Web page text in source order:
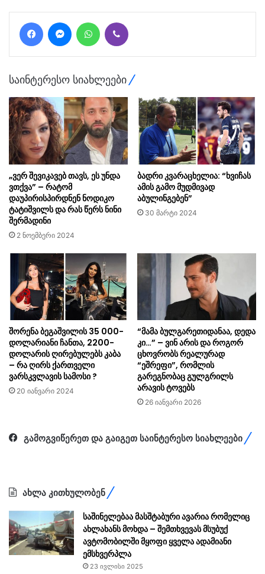
FacebookMessengerWhatsApp
საინტერესო სიახლეები
„ვერ შევიკავებ თავს, ეს უნდა
ვთქვა” – რატომ
დაუპირისპირდნენ ნოდიკო
ტატიშვილს და რას წერს ნინი
შერმადინი
2 ნოემბერი 2024
ბადრი კვარაცხელია: “ხვიჩას
ამის გამო მუდმივად
აბულინგებენ”
30 მარტი 2024
შორენა ბეგაშვილის 35 000-
დოლარიანი ჩანთა, 2200-
დოლარის ღირებულებს კაბა
– რა ღირს ქართველი
ვარსკვლავის სამოსი ?
20 იანვარი 2024
“მამა ბულგარეთიდანაა, დედა
კი…” – ვინ არის და როგორ
ცხოვრობს რეალურად
“ეშრეფი”, რომლის
გარეგნობაც გულგრილს
არავის ტოვებს
26 იანვარი 2026
გამოგვიწერეთ და გაიგეთ საინტერესო სიახლეები
ახლა კითხულობენ
საშინელებაა მასშტაბური ავარია რომელიც
ახლახანს მოხდა – შემთხვევას მსუბუქ
ავტომობილში მყოფი ყველა ადამიანი
ემსხვერპლა
23 ივლისი 2025